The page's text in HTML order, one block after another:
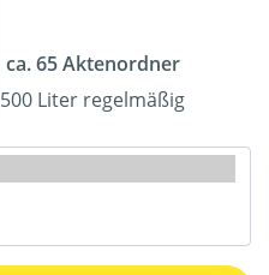
ca. 65 Aktenordner
500 Liter regelmäßig